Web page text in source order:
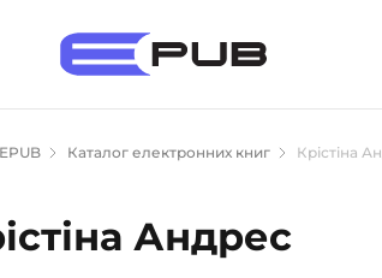
Художня
EPUB Каталог електронних книг Крістіна
Андрес